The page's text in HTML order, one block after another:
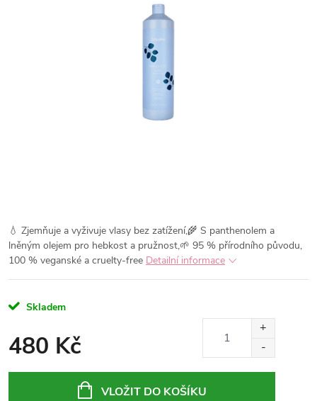
💧 Zjemňuje a vyživuje vlasy bez zatížení,🌾 S panthenolem a
lněným olejem pro hebkost a pružnost,🌱 95 % přírodního původu,
100 % veganské a cruelty-free Detailní informace
Skladem
480 Kč
VLOŽIT DO KOŠÍKU